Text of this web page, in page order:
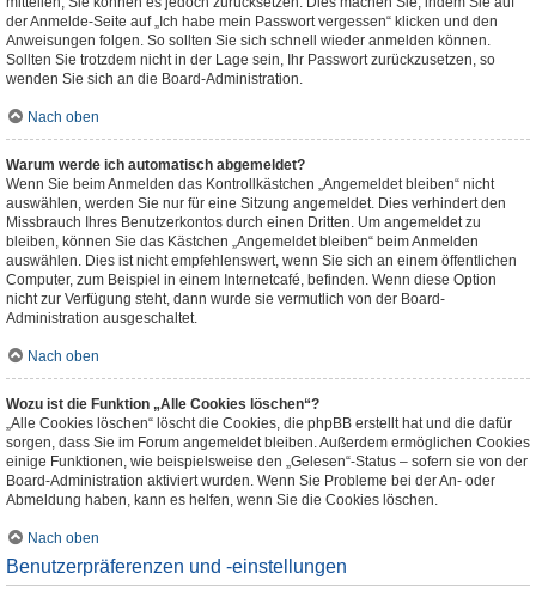
der Anmelde-Seite auf „Ich habe mein Passwort vergessen“ klicken und den
Anweisungen folgen. So sollten Sie sich schnell wieder anmelden können.
Sollten Sie trotzdem nicht in der Lage sein, Ihr Passwort zurückzusetzen, so
wenden Sie sich an die Board-Administration.
Nach oben
Warum werde ich automatisch abgemeldet?
Wenn Sie beim Anmelden das Kontrollkästchen „Angemeldet bleiben“ nicht
auswählen, werden Sie nur für eine Sitzung angemeldet. Dies verhindert den
Missbrauch Ihres Benutzerkontos durch einen Dritten. Um angemeldet zu
bleiben, können Sie das Kästchen „Angemeldet bleiben“ beim Anmelden
auswählen. Dies ist nicht empfehlenswert, wenn Sie sich an einem öffentlichen
Computer, zum Beispiel in einem Internetcafé, befinden. Wenn diese Option
nicht zur Verfügung steht, dann wurde sie vermutlich von der Board-
Administration ausgeschaltet.
Nach oben
Wozu ist die Funktion „Alle Cookies löschen“?
„Alle Cookies löschen“ löscht die Cookies, die phpBB erstellt hat und die dafür
sorgen, dass Sie im Forum angemeldet bleiben. Außerdem ermöglichen Cookies
einige Funktionen, wie beispielsweise den „Gelesen“-Status – sofern sie von der
Board-Administration aktiviert wurden. Wenn Sie Probleme bei der An- oder
Abmeldung haben, kann es helfen, wenn Sie die Cookies löschen.
Nach oben
Benutzerpräferenzen und -einstellungen